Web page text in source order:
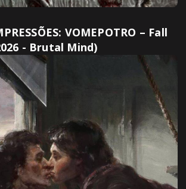
VOMEPOTRO – Fall
- Brutal Mind)